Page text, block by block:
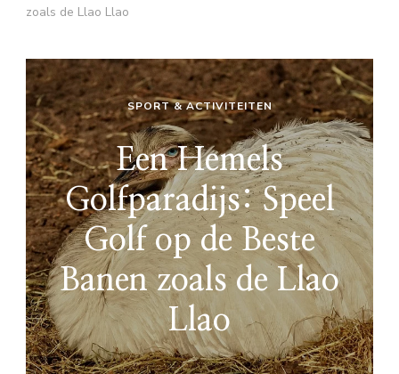
zoals de Llao Llao
SPORT & ACTIVITEITEN
Een Hemels
Golfparadijs: Speel
Golf op de Beste
Banen zoals de Llao
Llao